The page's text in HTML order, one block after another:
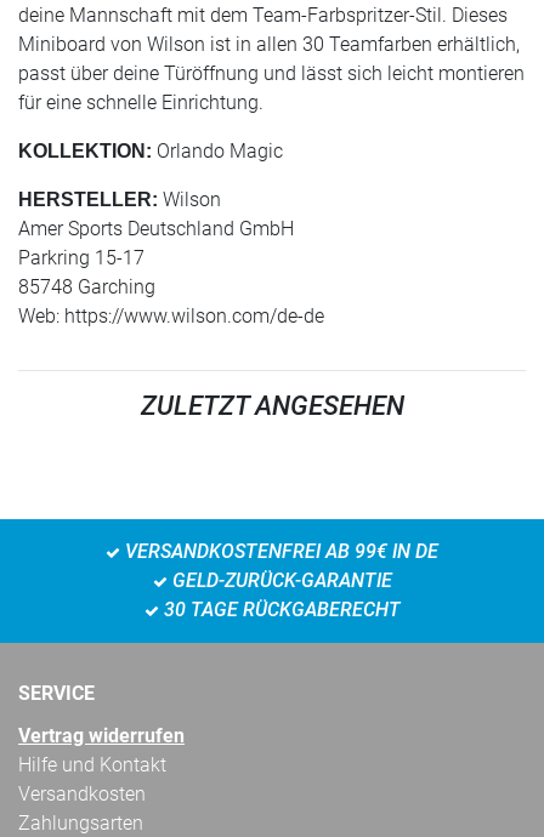
deine Mannschaft mit dem Team-Farbspritzer-Stil. Dieses
Miniboard von Wilson ist in allen 30 Teamfarben erhältlich,
passt über deine Türöffnung und lässt sich leicht montieren
für eine schnelle Einrichtung.
KOLLEKTION: Orlando Magic
HERSTELLER: Wilson
Amer Sports Deutschland GmbH
Parkring 15-17
85748 Garching
Web: https://www.wilson.com/de-de
ZULETZT ANGESEHEN
VERSANDKOSTENFREI AB 99€ IN DE
GELD-ZURÜCK-GARANTIE
30 TAGE RÜCKGABERECHT
SERVICE
Vertrag widerrufen
Hilfe und Kontakt
Versandkosten
Zahlungsarten